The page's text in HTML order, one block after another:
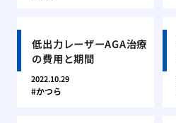
低出力レーザーAGA治療
の費用と期間
2022.10.29
かつら